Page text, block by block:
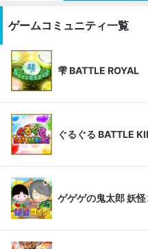
ゲームコミュニティ一覧
雫 BATTLE ROYAL
ぐるぐる BATTLE
ゲゲゲの鬼太郎 妖